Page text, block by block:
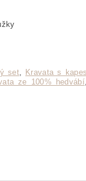
set, Kravata s
ze 100% hedvábí